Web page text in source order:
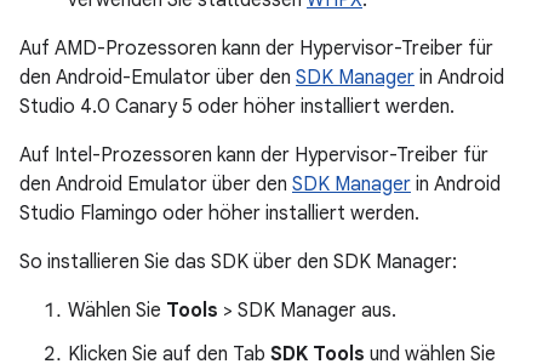
Auf AMD-Prozessoren kann der Hypervisor-Treiber für
den Android-Emulator über den SDK Manager in Android
Studio 4.0 Canary 5 oder höher installiert werden.
Auf Intel-Prozessoren kann der Hypervisor-Treiber für
den Android Emulator über den SDK Manager in Android
Studio Flamingo oder höher installiert werden.
So installieren Sie das SDK über den SDK Manager:
Wählen Sie Tools > SDK Manager aus.
Klicken Sie auf den Tab SDK Tools und wählen Sie